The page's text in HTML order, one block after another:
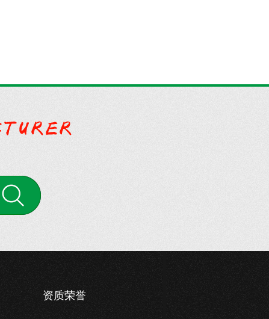
资质荣誉